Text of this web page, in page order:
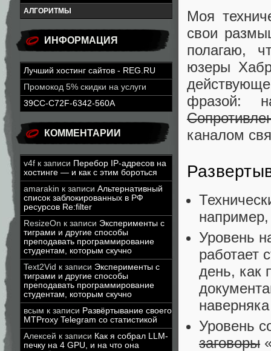
АЛГОРИТМЫ
ИНФОРМАЦИЯ
Лучший хостинг сайтов - REG.RU
Промокод 5% скидки на услуги
39CC-C72F-6342-560A
КОММЕНТАРИИ
v4f к записи Перебор IP-адресов на
хостинге — и как с этим бороться
amarakin к записи Альтернативный
список заблокированных в РФ
ресурсов Re:filter
ResizeOn к записи Эксперименты с
тиграми и другие способы
преподавать программирование
студентам, которым скучно
Text2Vid к записи Эксперименты с
тиграми и другие способы
преподавать программирование
студентам, которым скучно
всым к записи Развёртывание своего
MTProxy Telegram со статистикой
Алексей к записи Как я собрал LLM-
печку на 4 GPU, и на что она
Моя
свои
полагаю,
юзеры
фразой:
каналом
Уровень
работает
день, как
Уровень
заговоры